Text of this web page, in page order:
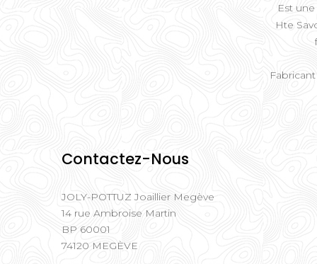
Est
Hte
Contactez-Nous
JOLY-POTTUZ Joaillier Megève
14 rue Ambroise Martin
BP 60001
74120 MEGÈVE